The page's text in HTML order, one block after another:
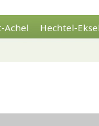
Achel Hechtel-